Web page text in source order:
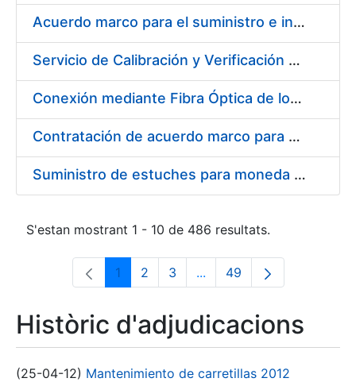
Acuerdo marco para el suministro e instalación de persianas, estores y otros complementos
Servicio de Calibración y Verificación Externa de los Equipos de Medición del Servicio de Prevención de la FNMT-RCM
Conexión mediante Fibra Óptica de los Centros de Proceso de Datos (CPDs) de las sedes de la FNMT-RCM de Burgos y Madrid
Contratación de acuerdo marco para el Suministro de Material de Electricidad para la Fábrica Nacional de Moneda y Timbre-Real Casa de la Moneda en su centro de trabajo de Burgos
Suministro de estuches para moneda de 30 €
S'estan mostrant 1 - 10 de 486 resultats.
Pàgina
1 Pàgina
2 Pàgina
3 ...Pàgines intermèdies
Pàgina
49
Històric d'adjudicacions
(25-04-12) Mantenimiento de carretillas 2012